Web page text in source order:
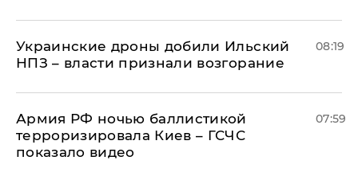
Украинские дроны добили Ильский
НПЗ – власти признали возгорание
08:19
Армия РФ ночью баллистикой
терроризировала Киев – ГСЧС
показало видео
07:59